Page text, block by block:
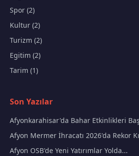
Spor (2)
Kultur (2)
Turizm (2)
Egitim (2)
Tarim (1)
Son Yazılar
Afyonkarahisar'da Bahar Etkinlikleri
Afyon Mermer İhracatı 2026'da Rekor
Afyon OSB'de Yeni Yatırımlar Yolda...